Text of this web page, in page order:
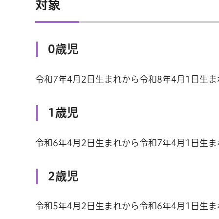
対象
0歳児
令和7年4月2日生まれから令和8年4月1日生ま
1歳児
令和6年4月2日生まれから令和7年4月1日生ま
2歳児
令和5年4月2日生まれから令和6年4月1日生ま